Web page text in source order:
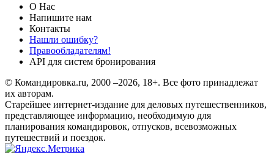
О Нас
Напишите нам
Контакты
Нашли ошибку?
Правообладателям!
API для систем бронирования
© Командировка.ru, 2000 –2026, 18+. Все фото принадлежат
их авторам.
Старейшее интернет-издание для деловых путешественников,
представляющее информацию, необходимую для
планирования командировок, отпусков, всевозможных
путешествий и поездок.